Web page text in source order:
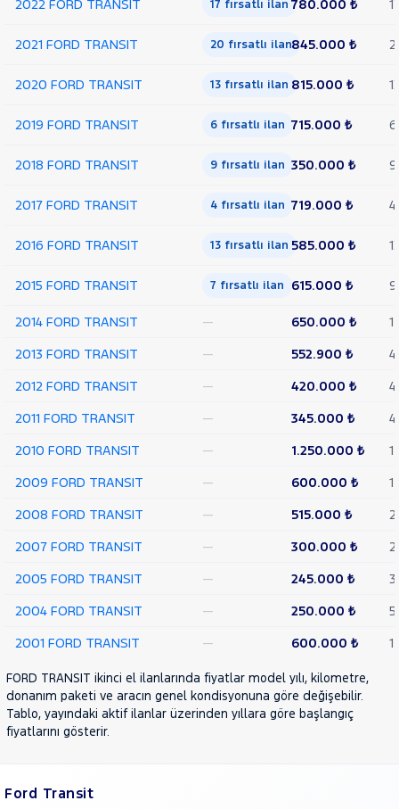
EKSTRA
ŞASI
350
VAN
TAVAN
CONNECT
TRANSIT
COURIER
TRANSIT
Foton
ISUZU
Iveco
Jaecoo
JEEP
MAN
MINI
MITSUBISHI
OPEL
PEUGEOT
RENAULT
SKODA
2022 FORD TRANSIT 17 fırsatlı ilan 780.000 ₺
2021 FORD TRANSIT 20 fırsatlı ilan845.000 ₺
2020 FORD TRANSIT 13 fırsatlı ilan 815.000 ₺
2019 FORD TRANSIT 6 fırsatlı ilan 715.000 ₺ 6
2018 FORD TRANSIT 9 fırsatlı ilan 350.000 ₺ 9
2017 FORD TRANSIT 4 fırsatlı ilan 719.000 ₺ 4
2016 FORD TRANSIT 13 fırsatlı ilan 585.000 ₺
2015 FORD TRANSIT 7 fırsatlı ilan 615.000 ₺ 9
2014 FORD TRANSIT — 650.000 ₺
1
2013 FORD TRANSIT
— 552.900 ₺
4
2012 FORD TRANSIT
— 420.000 ₺
4
2011 FORD TRANSIT
— 345.000 ₺
4
2010 FORD TRANSIT
— 1.250.000 ₺
1
2009 FORD TRANSIT
— 600.000 ₺
1
2008 FORD TRANSIT
— 515.000 ₺
2
2007 FORD TRANSIT
— 300.000 ₺
2
2005 FORD TRANSIT
— 245.000 ₺
3
2004 FORD TRANSIT
— 250.000 ₺
5
2001 FORD TRANSIT
— 600.000 ₺ 1
FORD TRANSIT ikinci el ilanlarında fiyatlar model yılı, kilometre,
donanım paketi ve aracın genel kondisyonuna göre değişebilir.
Tablo, yayındaki aktif ilanlar üzerinden yıllara göre başlangıç
fiyatlarını gösterir.
Ford Transit